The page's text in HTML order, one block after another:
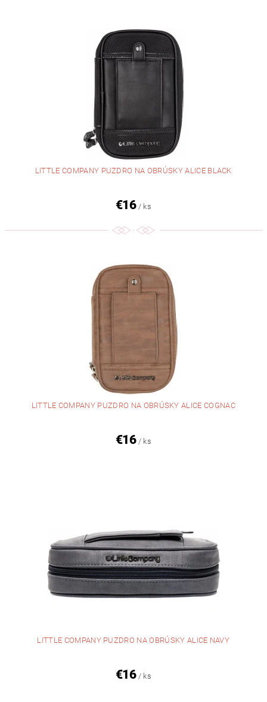
LITTLE COMPANY PUZDRO NA OBRÚSKY ALICE BLACK
€16 / ks
LITTLE COMPANY PUZDRO NA OBRÚSKY ALICE COGNAC
€16 / ks
LITTLE COMPANY PUZDRO NA OBRÚSKY ALICE NAVY
€16 / ks